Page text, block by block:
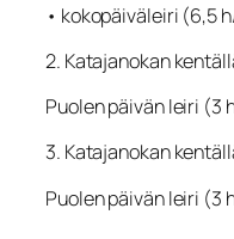
• kokopäiväleiri (6,5
2. Katajanokan
Puolen päivän leiri (3
3. Katajanokan
Puolen päivän leiri (3